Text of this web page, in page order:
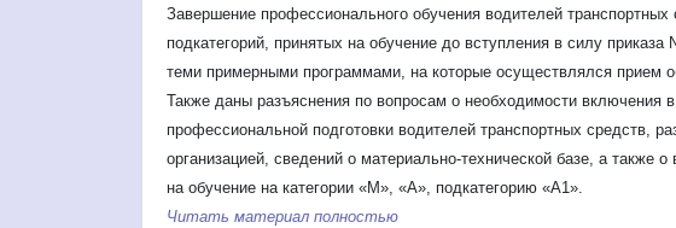
Завершение профессионального обучения водителей транспортных
подкатегорий, принятых на обучение до вступления в силу приказа
теми примерными программами, на которые осуществлялся прием
Также даны разъяснения по вопросам о необходимости включения
профессиональной подготовки водителей транспортных средств,
организацией, сведений о материально-технической базе, а также
на обучение на категории «M», «A», подкатегорию «A1».
Читать материал полностью